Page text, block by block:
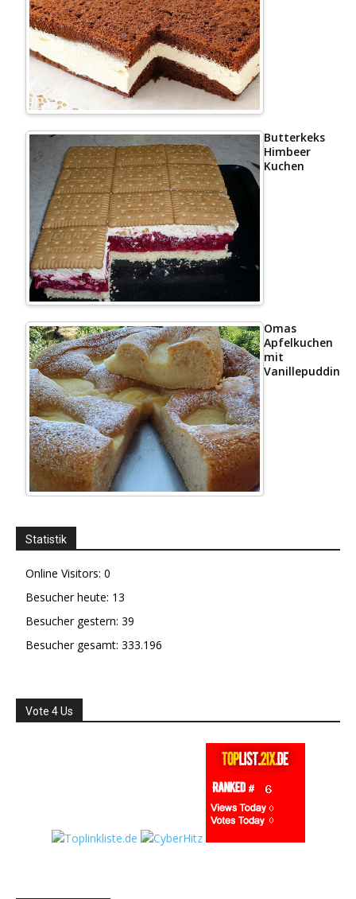
Butterkeks
Himbeer
Kuchen
Omas
Apfelkuchen
mit
Vanillepudding
Statistik
Online Visitors: 0
Besucher heute: 13
Besucher gestern: 39
Besucher gesamt: 333.196
Vote 4 Us